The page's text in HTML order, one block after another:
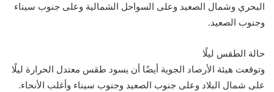
البحري وشمال الصعيد وعلى السواحل الشمالية وعلى جنوب سيناء
وجنوب الصعيد.
حالة الطقس ليلًا
وتوقعت هيئة الأرصاد الجوية أيضًا أن يسود طقس معتدل الحرارة ليلًا
على شمال البلاد وعلى جنوب الصعيد وجنوب سيناء وأغلب الأنحاء.